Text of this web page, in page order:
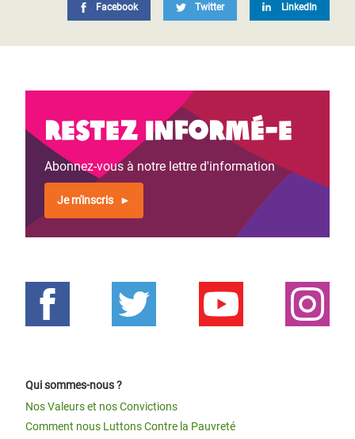
Facebook Twitter LinkedIn
Restez informé-e
Abonnez-vous à notre lettre d'information
Je m'inscris
Qui sommes-nous ?
Nos Valeurs et nos Convictions
Comment nous Luttons Contre la Pauvreté